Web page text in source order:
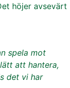
höjer avsevärt
spela mot
att hantera,
det vi har